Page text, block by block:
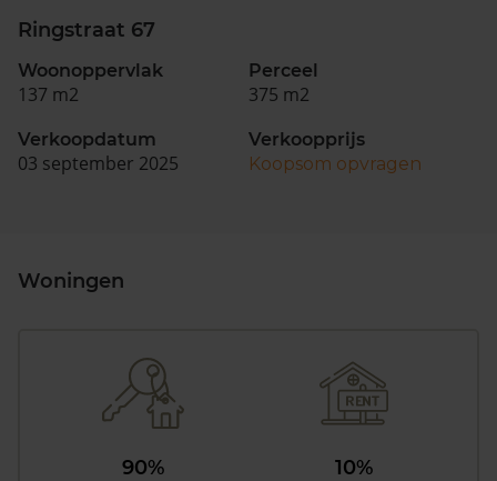
Ringstraat 67
Woonoppervlak
137 m2
Perceel
375 m2
Verkoopdatum
03 september 2025
Verkoopprijs
Koopsom opvragen
Woningen
90%
10%